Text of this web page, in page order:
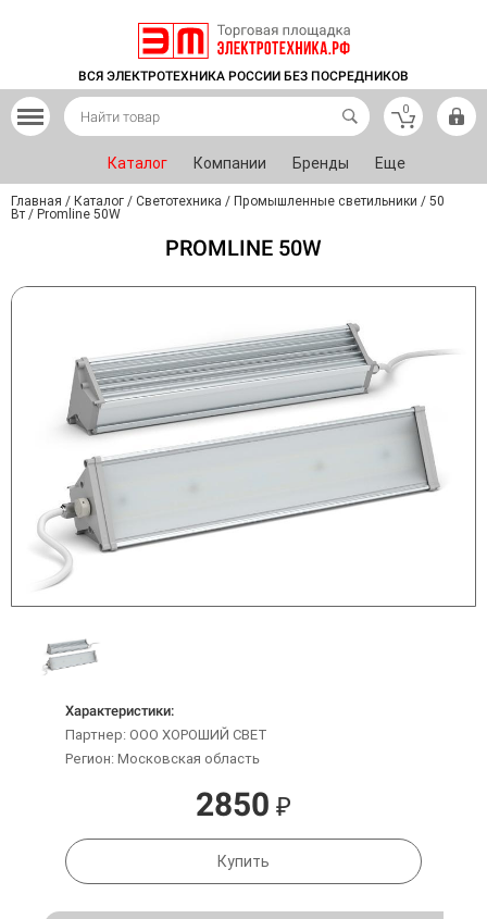
ВСЯ ЭЛЕКТРОТЕХНИКА РОССИИ БЕЗ ПОСРЕДНИКОВ
0
Каталог Компании Бренды Еще
Главная / Каталог / Светотехника / Промышленные светильники / 50
Вт / Promline 50W
PROMLINE 50W
Характеристики:
Партнер: ООО ХОРОШИЙ СВЕТ
Регион: Московская область
2850 ₽
Купить